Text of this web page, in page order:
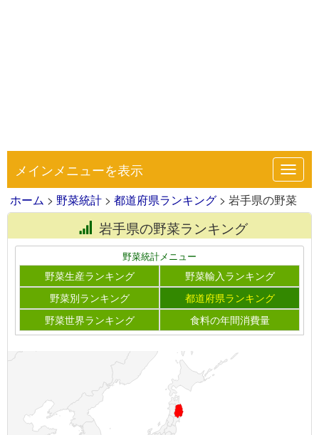
メインメニューを表示
ホーム > 野菜統計 > 都道府県ランキング > 岩手県の野菜
岩手県の野菜ランキング
野菜統計メニュー
野菜生産ランキング
野菜輸入ランキング
野菜別ランキング
都道府県ランキング
野菜世界ランキング
食料の年間消費量